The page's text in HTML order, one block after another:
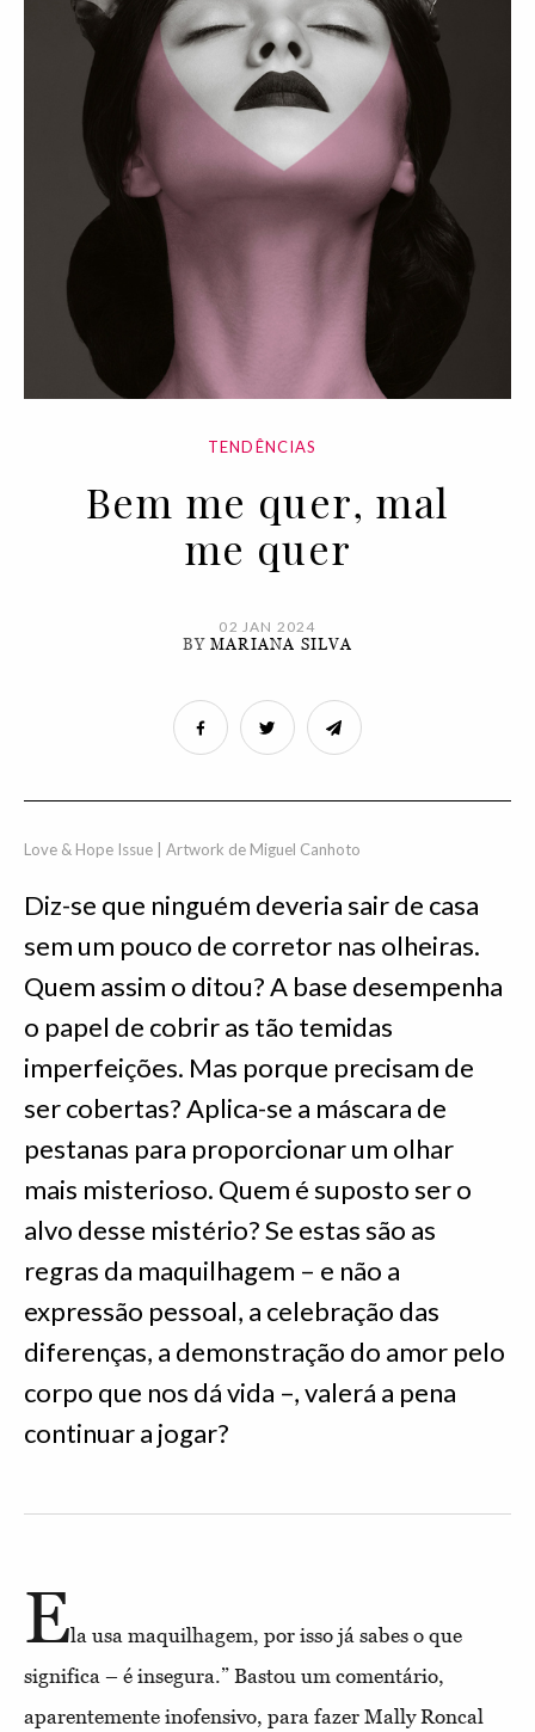
TENDÊNCIAS
Bem me quer, mal
me quer
02 JAN 2024
BYMARIANA SILVA
Love & Hope Issue | Artwork de Miguel Canhoto
Diz-se que ninguém deveria sair de casa
sem um pouco de corretor nas olheiras.
Quem assim o ditou? A base desempenha
o papel de cobrir as tão temidas
imperfeições. Mas porque precisam de
ser cobertas? Aplica-se a máscara de
pestanas para proporcionar um olhar
mais misterioso. Quem é suposto ser o
alvo desse mistério? Se estas são as
regras da maquilhagem – e não a
expressão pessoal, a celebração das
diferenças, a demonstração do amor pelo
corpo que nos dá vida –, valerá a pena
continuar a jogar?
Ela usa maquilhagem, por isso já sabes o que
significa – é insegura.” Bastou um comentário,
aparentemente inofensivo, para fazer Mally Roncal